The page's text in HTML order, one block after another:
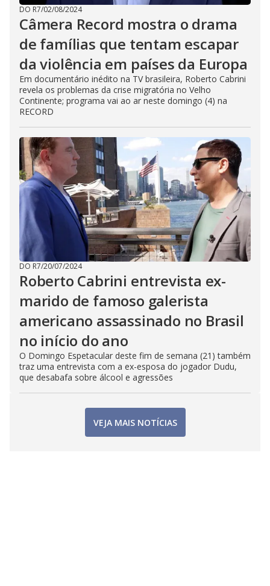
DO R7/02/08/2024
Câmera Record mostra o drama
de famílias que tentam escapar
da violência em países da Europa
Em documentário inédito na TV brasileira, Roberto Cabrini
revela os problemas da crise migratória no Velho
Continente; programa vai ao ar neste domingo (4) na
RECORD
DO R7/20/07/2024
Roberto Cabrini entrevista ex-
marido de famoso galerista
americano assassinado no Brasil
no início do ano
O Domingo Espetacular deste fim de semana (21) também
traz uma entrevista com a ex-esposa do jogador Dudu,
que desabafa sobre álcool e agressões
VEJA MAIS NOTÍCIAS